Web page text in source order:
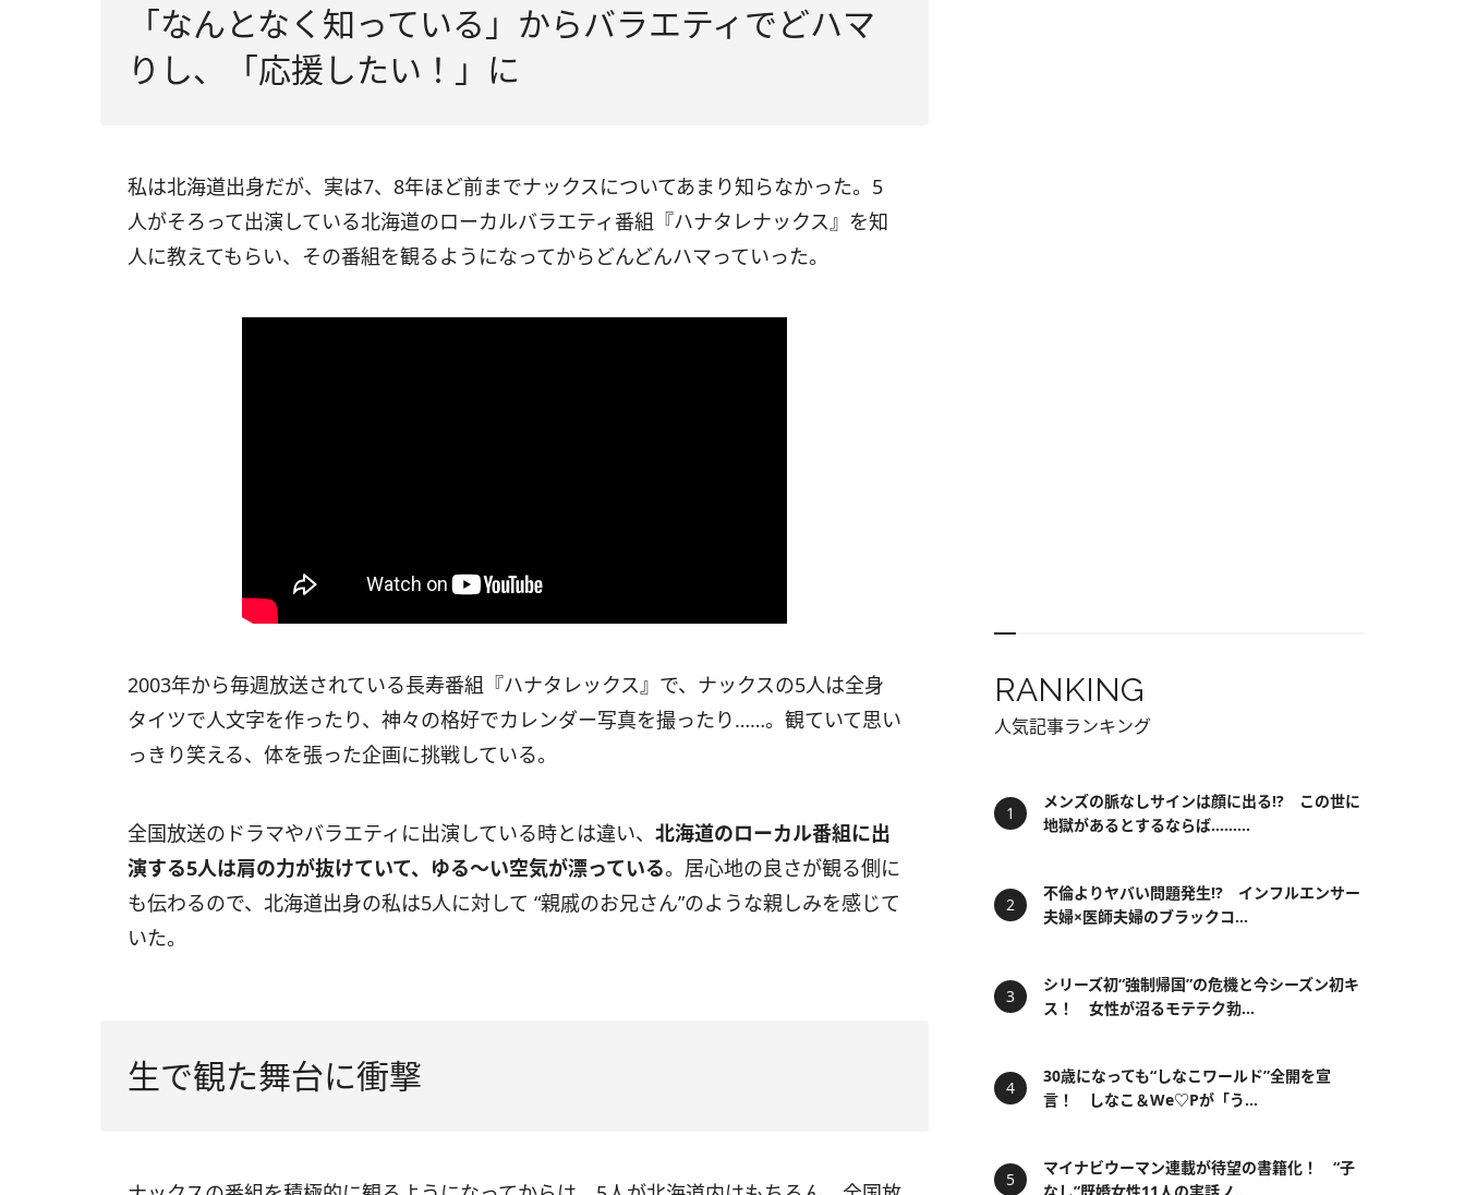
「なんとなく知っている」からバラエティでどハマ
りし、「応援したい！」に
私は北海道出身だが、実は7、8年ほど前までナックスについてあまり知らなかった。5
人がそろって出演している北海道のローカルバラエティ番組『ハナタレナックス』を知
人に教えてもらい、その番組を観るようになってからどんどんハマっていった。
2003年から毎週放送されている長寿番組『ハナタレックス』で、ナックスの5人は全身
タイツで人文字を作ったり、神々の格好でカレンダー写真を撮ったり……。観ていて思い
っきり笑える、体を張った企画に挑戦している。
全国放送のドラマやバラエティに出演している時とは違い、 北海道のローカル番組に出
演する5人は肩の力が抜けていて、ゆる～い空気が漂っている。居心地の良さが観る側に
も伝わるので、北海道出身の私は5人に対して “親戚のお兄さん”のような親しみを感じて
いた。
生で観た舞台に衝撃
RANKING
人気記事ランキング
メンズの脈なしサインは顔に出る!? この世に
地獄があるとするならば……...
不倫よりヤバい問題発生!? インフルエンサー
夫婦×医師夫婦のブラックコ...
シリーズ初“強制帰国”の危機と今シーズン初キ
ス！ 女性が沼るモテテク勃...
30歳になっても“しなこワールド”全開を宣
言！ しなこ＆We♡Pが「う...
マイナビウーマン連載が待望の書籍化！ “子